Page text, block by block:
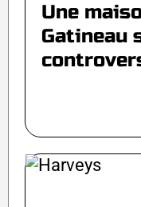
Une
Gatineau